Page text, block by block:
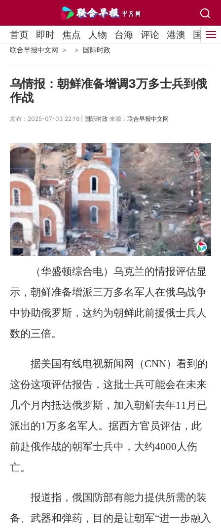
首页 即时 焦点 人物 台海 评论 港澳 国际
联合早报中文网 国际时政
乌情报：朝鲜准备增调3万多士兵到俄
作战
发布：2025-07-03 22:16 | 国际时政 来源： 联合早报中文网
（华盛顿综合电）乌克兰的情报评估显
示，朝鲜准备增派三万多名军人在俄乌战争
中协助俄罗斯，这约为朝鲜此前援俄士兵人
数的三倍。
据美国有线电视新闻网（CNN）看到的
这份这项评估报告，这批士兵可能会在未来
几个月内抵达俄罗斯，加入朝鲜去年11月已
派出的1万多名军人。据西方官员评估，此
前赴俄作战的朝军士兵中，大约4000人伤
亡。
报道指，俄国防部有能力提供所需的装
备、武器和弹药，目的是让朝军“进一步融入